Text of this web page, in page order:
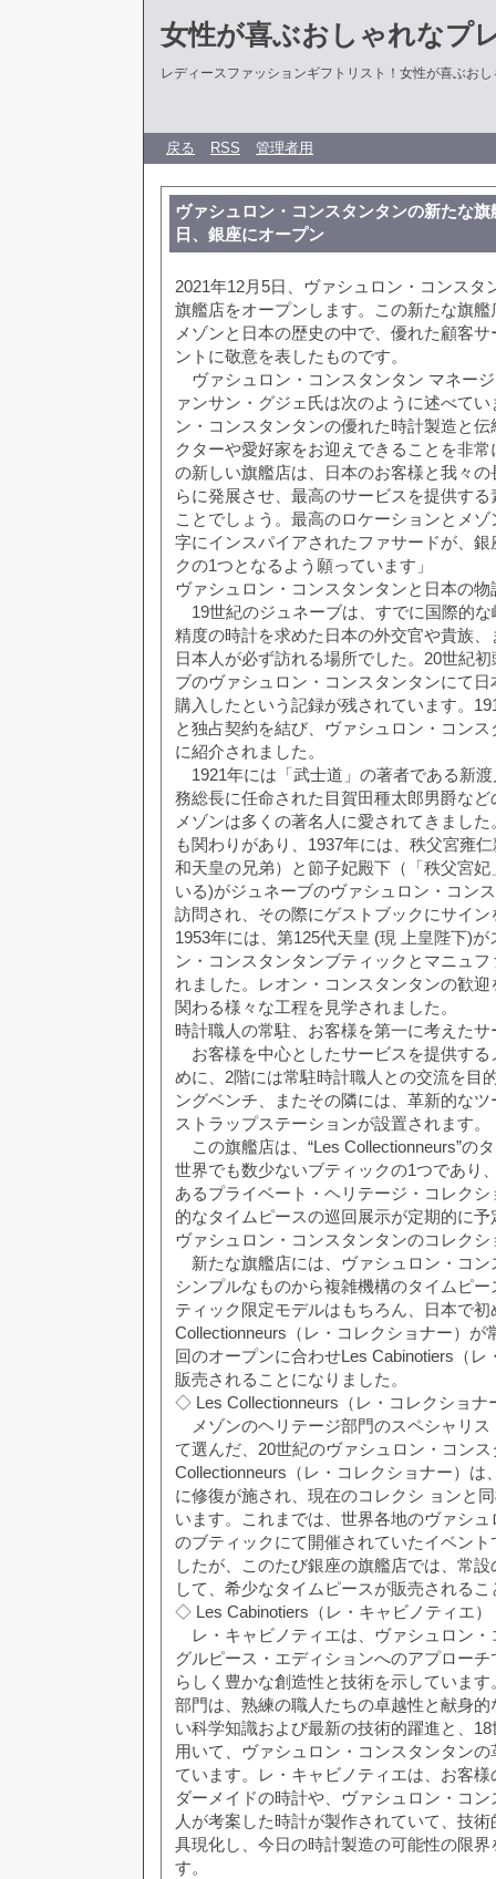
女性が喜ぶおしゃれなプ
レディースファッションギフトリスト！女性が喜ぶお
戻る RSS 管理者用
ヴァシュロン・コンスタンタンの新たな旗
日、銀座にオープン
2021年12月5日、ヴァシュロン・コンスタ
旗艦店をオープンします。この新たな旗
メゾンと日本の歴史の中で、優れた顧客
ントに敬意を表したものです。
ヴァシュロン・コンスタンタン マネー
ァンサン・グジェ氏は次のように述べて
ン・コンスタンタンの優れた時計製造と
クターや愛好家をお迎えできることを非
の新しい旗艦店は、日本のお客様と我々
らに発展させ、最高のサービスを提供す
ことでしょう。最高のロケーションとメ
字にインスパイアされたファサードが、
クの1つとなるよう願っています」
ヴァシュロン・コンスタンタンと日本の物
19世紀のジュネーブは、すでに国際的
精度の時計を求めた日本の外交官や貴族
日本人が必ず訪れる場所でした。20世紀
ブのヴァシュロン・コンスタンタンにて
購入したという記録が残されています。
と独占契約を結び、ヴァシュロン・コン
に紹介されました。
1921年には「武士道」の著者である新
務総長に任命された目賀田種太郎男爵な
メゾンは多くの著名人に愛されてきまし
も関わりがあり、1937年には、秩父宮雍
和天皇の兄弟）と節子妃殿下（「秩父宮
いる)がジュネーブのヴァシュロン・コン
訪問され、その際にゲストブックにサイ
1953年には、第125代天皇 (現 上皇陛下)
ン・コンスタンタンブティックとマニュ
れました。レオン・コンスタンタンの歓
関わる様々な工程を見学されました。
時計職人の常駐、お客様を第一に考えたサ
お客様を中心としたサービスを提供する
めに、2階には常駐時計職人との交流を目
ングベンチ、またその隣には、革新的な
ストラップステーションが設置されます。
この旗艦店は、“Les Collectionneurs”の
世界でも数少ないブティックの1つであり
あるプライベート・ヘリテージ・コレク
的なタイムピースの巡回展示が定期的に
ヴァシュロン・コンスタンタンのコレクシ
新たな旗艦店には、ヴァシュロン・コン
シンプルなものから複雑機構のタイムピ
ティック限定モデルはもちろん、日本で初
Collectionneurs（レ・コレクショナー）が
回のオープンに合わせLes Cabinotiers（レ
販売されることになりました。
◇ Les Collectionneurs（レ・コレクショナ
メゾンのヘリテージ部門のスペシャリス
て選んだ、20世紀のヴァシュロン・コン
Collectionneurs（レ・コレクショナー）は
に修復が施され、現在のコレクシ ョンと
います。これまでは、世界各地のヴァシ
のブティックにて開催されていたイベン
したが、このたび銀座の旗艦店では、常
して、希少なタイムピースが販売される
◇ Les Cabinotiers（レ・キャビノティエ）
レ・キャビノティエは、ヴァシュロン・
グルピース・エディションへのアプロー
らしく豊かな創造性と技術を示していま
部門は、熟練の職人たちの卓越性と献身
い科学知識および最新の技術的躍進と、
用いて、ヴァシュロン・コンスタンタン
ています。レ・キャビノティエは、お客
ダーメイドの時計や、ヴァシュロン・コ
人が考案した時計が製作されていて、技
具現化し、今日の時計製造の可能性の限
す。